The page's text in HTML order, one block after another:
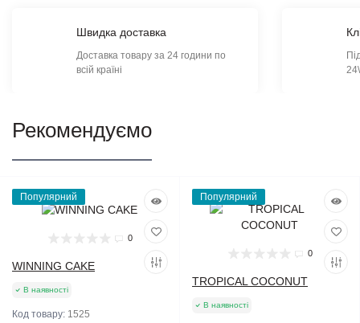
Швидка доставка
Доставка товару за 24 години по
всій країні
Рекомендуємо
Популярний
0
WINNING CAKE
В наявності
Код товару: 1525
Популярний
0
TROPICAL COCONUT
В наявності